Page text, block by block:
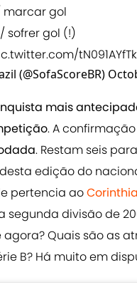
marcar gol
sofrer gol (!)
tN091AYfTk
(@SofaScoreBR)
mais
. A
. Restam seis
edição do
pertencia ao
segunda divisão de
agora? Quais são as
B? Há muito em